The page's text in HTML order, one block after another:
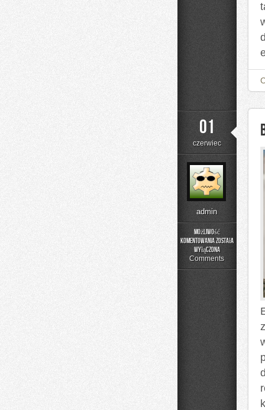
01
czerwiec
admin
Możliwość
komentowania
sportowe
została
wyłączona
Comments